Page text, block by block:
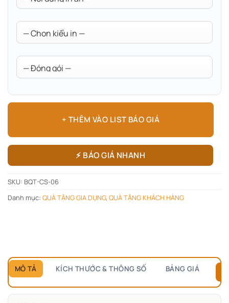
+ THÊM VÀO LIST BÁO GIÁ
⚡ BÁO GIÁ NHANH
SKU: BQT-CS-06
Danh mục: QUÀ TẶNG GIA DỤNG, QUÀ TẶNG KHÁCH HÀNG
MÔ TẢ KÍCH THƯỚC & THÔNG SỐ BẢNG GIÁ